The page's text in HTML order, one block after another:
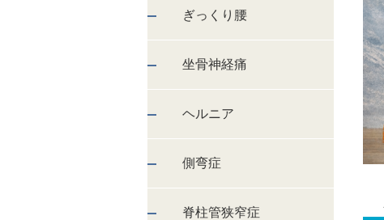
ぎっくり腰
坐骨神経痛
ヘルニア
側弯症
脊柱管狭窄症